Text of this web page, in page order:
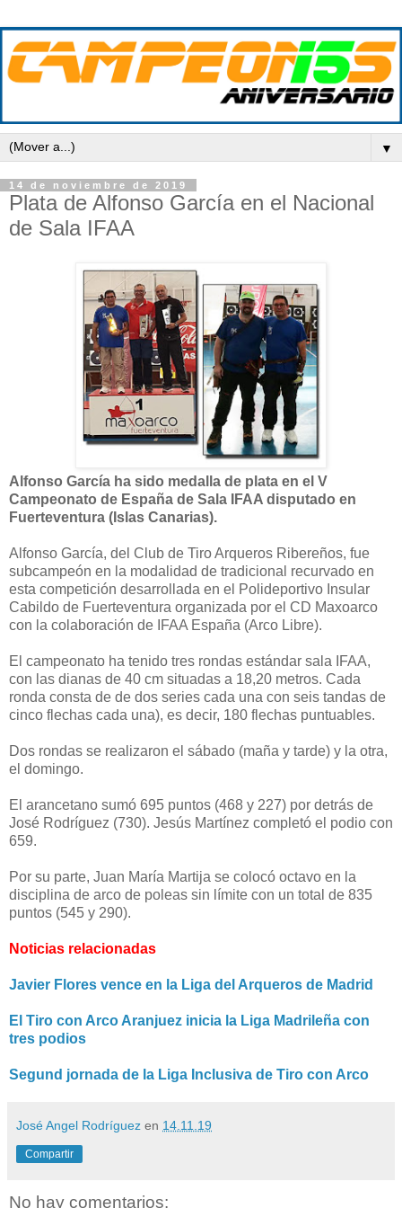
▼
14 de noviembre de 2019
Plata de Alfonso García en el Nacional
de Sala IFAA
Alfonso García ha sido medalla de plata en el V
Campeonato de España de Sala IFAA disputado en
Fuerteventura (Islas Canarias).
Alfonso García, del Club de Tiro Arqueros Ribereños, fue
subcampeón en la modalidad de tradicional recurvado en
esta competición desarrollada en el Polideportivo Insular
Cabildo de Fuerteventura organizada por el CD Maxoarco
con la colaboración de IFAA España (Arco Libre).
El campeonato ha tenido tres rondas estándar sala IFAA,
con las dianas de 40 cm situadas a 18,20 metros. Cada
ronda consta de de dos series cada una con seis tandas de
cinco flechas cada una), es decir, 180 flechas puntuables.
Dos rondas se realizaron el sábado (maña y tarde) y la otra,
el domingo.
El arancetano sumó 695 puntos (468 y 227) por detrás de
José Rodríguez (730). Jesús Martínez completó el podio con
659.
Por su parte, Juan María Martija se colocó octavo en la
disciplina de arco de poleas sin límite con un total de 835
puntos (545 y 290).
Noticias relacionadas
Javier Flores vence en la Liga del Arqueros de Madrid
El Tiro con Arco Aranjuez inicia la Liga Madrileña con
tres podios
Segund jornada de la Liga Inclusiva de Tiro con Arco
José Angel Rodríguez en 14.11.19
Compartir
No hay comentarios: